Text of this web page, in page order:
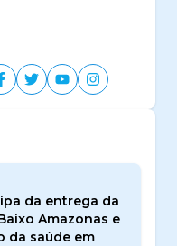
da entrega da
Amazonas e
da saúde em